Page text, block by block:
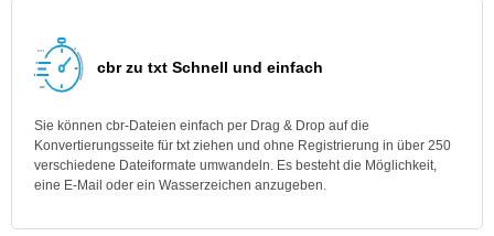
cbr zu txt Schnell und einfach
Sie können cbr-Dateien einfach per Drag & Drop auf die
Konvertierungsseite für txt ziehen und ohne Registrierung in über 250
verschiedene Dateiformate umwandeln. Es besteht die Möglichkeit,
eine E-Mail oder ein Wasserzeichen anzugeben.